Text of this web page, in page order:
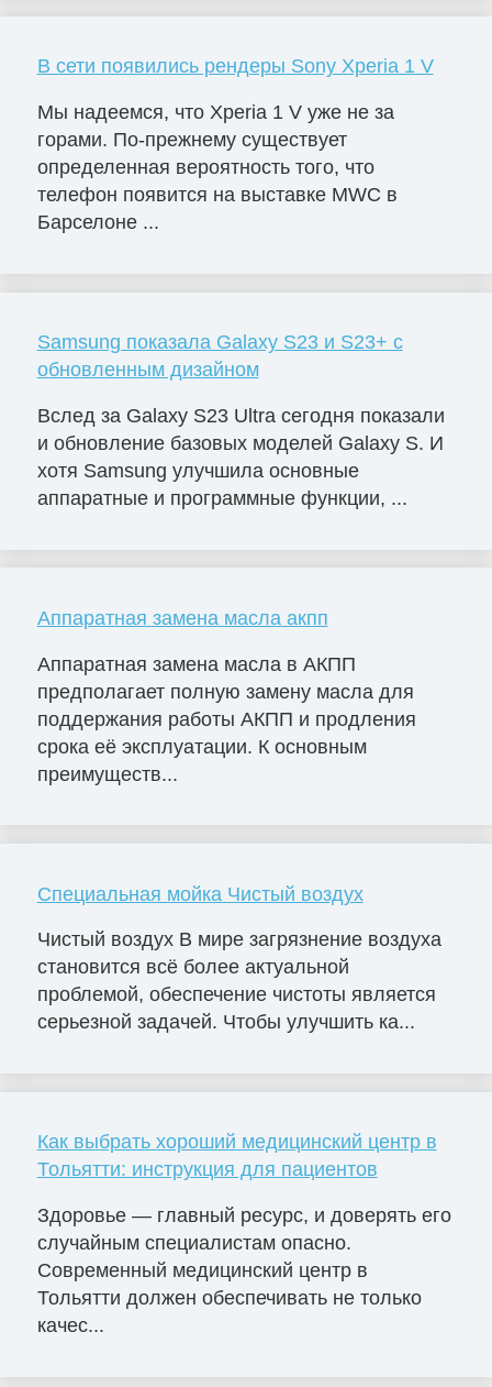
В сети появились рендеры Sony Xperia 1 V
Мы надеемся, что Xperia 1 V уже не за
горами. По-прежнему существует
определенная вероятность того, что
телефон появится на выставке MWC в
Барселоне ...
Samsung показала Galaxy S23 и S23+ с
обновленным дизайном
Вслед за Galaxy S23 Ultra сегодня показали
и обновление базовых моделей Galaxy S. И
хотя Samsung улучшила основные
аппаратные и программные функции, ...
Аппаратная замена масла акпп
Аппаратная замена масла в АКПП
предполагает полную замену масла для
поддержания работы АКПП и продления
срока её эксплуатации. К основным
преимуществ...
Специальная мойка Чистый воздух
Чистый воздух В мире загрязнение воздуха
становится всё более актуальной
проблемой, обеспечение чистоты является
серьезной задачей. Чтобы улучшить ка...
Как выбрать хороший медицинский центр в
Тольятти: инструкция для пациентов
Здоровье — главный ресурс, и доверять его
случайным специалистам опасно.
Современный медицинский центр в
Тольятти должен обеспечивать не только
качес...